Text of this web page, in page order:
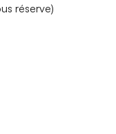
réserve)